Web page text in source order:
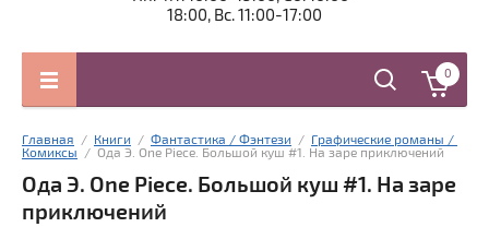
18:00, Вс. 11:00-17:00
0
Главная
  /
Книги
  /
Фантастика / Фэнтези
  /
Графические романы /
Комиксы
  /  Ода Э. One Piece. Большой куш #1. На заре приключений
Ода Э. One Piece. Большой куш #1. На заре
приключений